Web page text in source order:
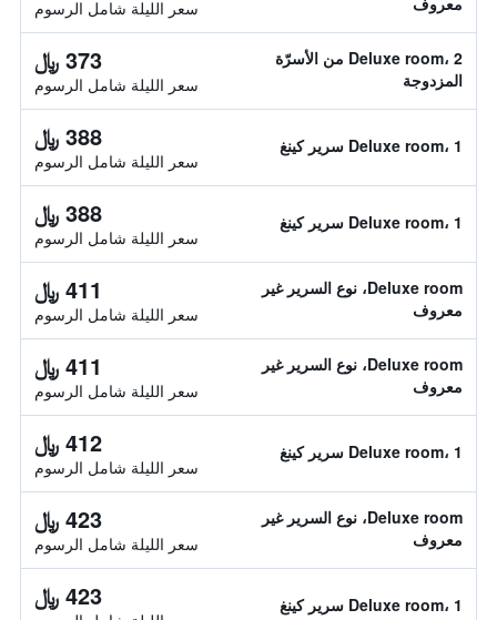
سعر الليلة شامل الرسوم
Deluxe room، 2 من الأسرّة
المزدوجة
373 ﷼
سعر الليلة شامل الرسوم
Deluxe room، 1 سرير كينغ 388 ﷼
سعر الليلة شامل الرسوم
Deluxe room، 1 سرير كينغ 388 ﷼
سعر الليلة شامل الرسوم
Deluxe room، نوع السرير غير
معروف
411 ﷼
سعر الليلة شامل الرسوم
Deluxe room، نوع السرير غير
معروف
411 ﷼
سعر الليلة شامل الرسوم
Deluxe room، 1 سرير كينغ 412 ﷼
سعر الليلة شامل الرسوم
Deluxe room، نوع السرير غير
معروف
423 ﷼
سعر الليلة شامل الرسوم
Deluxe room، 1 سرير كينغ 423 ﷼